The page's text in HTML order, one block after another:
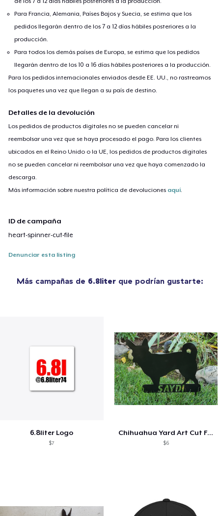
Para Francia, Alemania, Países Bajos y Suecia, se estima que los
pedidos llegarán dentro de los 7 a 12 días hábiles posteriores a la
producción.
Para todos los demás países de Europa, se estima que los pedidos
llegarán dentro de los 10 a 16 días hábiles posteriores a la producción.
Para los pedidos internacionales enviados desde EE. UU., no rastreamos
los paquetes una vez que llegan a su país de destino.
Detalles de la devolución
Los pedidos de productos digitales no se pueden cancelar ni
reembolsar una vez que se haya procesado el pago. Para los clientes
ubicados en el Reino Unido o la UE, los pedidos de productos digitales
no se pueden cancelar ni reembolsar una vez que haya comenzado la
descarga.
Más información sobre nuestra política de devoluciones aquí.
ID de campaña
heart-spinner-cut-file
Denunciar esta listing
Más campañas de 6.8liter que podrían gustarte:
6.8liter Logo
$7
Chihuahua Yard Art Cut File
$6